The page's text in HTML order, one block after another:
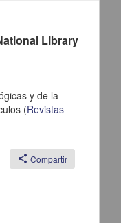
de Investigaciones
Library
y de la
(Revistas
share Compartir